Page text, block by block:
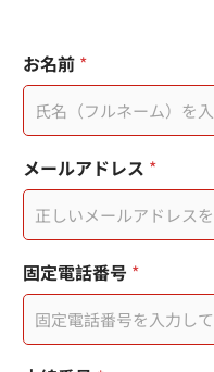
使
用
者
行
電
話
頁
面
標
題
*
*
行
動
話
お名前 *
メールアドレス *
固定電話番号 *